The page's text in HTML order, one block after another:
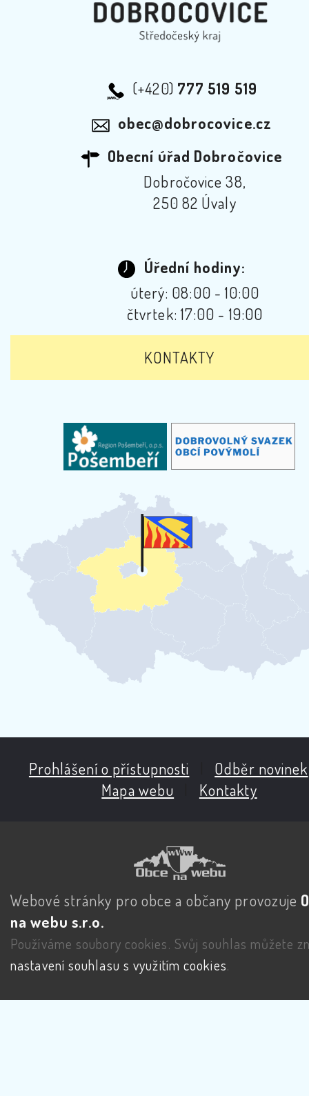
(+420) 777 519 519
obec@dobrocovice.cz
Obecní úřad Dobročovice
Dobročovice 38,
250 82 Úvaly
Úřední hodiny:
úterý: 08:00 - 10:00
čtvrtek: 17:00 - 19:00
KONTAKTY
Prohlášení o přístupnosti Odběr novinek
Mapa webu
Kontakty
Webové stránky pro obce a občany provozuje
na webu s.r.o.
Používáme soubory cookies. Svůj souhlas můžete
nastavení souhlasu s využitím cookies.